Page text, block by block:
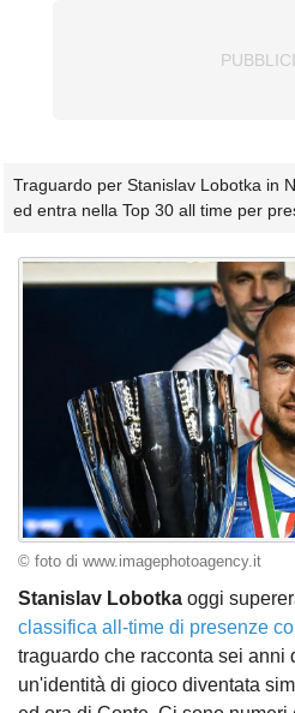
Traguardo per Stanislav Lobotka in
ed entra nella Top 30 all time per
© foto di www.imagephotoagency.it
Stanislav Lobotka oggi
classifica all-time di presenze
traguardo che racconta sei anni
un'identità di gioco diventata